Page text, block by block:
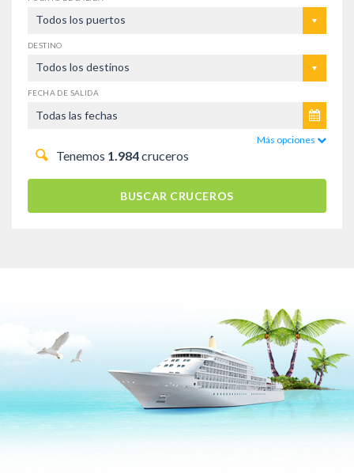
Todos los puertos
DESTINO
Todos los destinos
FECHA DE SALIDA
Más opciones
Tenemos 1.984cruceros
BUSCAR CRUCEROS